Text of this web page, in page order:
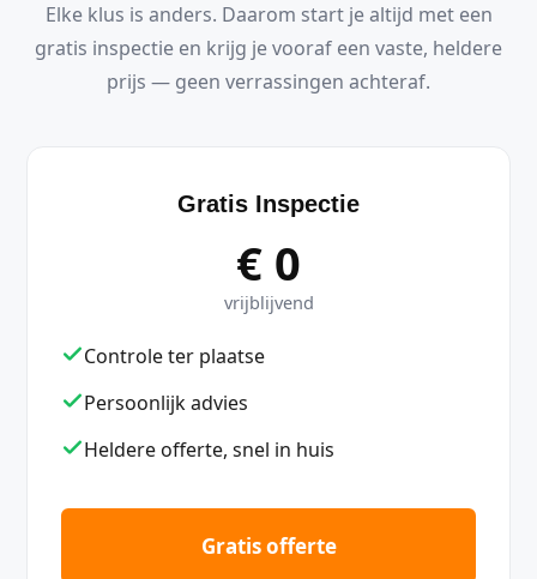
Elke klus is anders. Daarom start je altijd met een
gratis inspectie en krijg je vooraf een vaste, heldere
prijs — geen verrassingen achteraf.
Gratis Inspectie
€ 0
vrijblijvend
Controle ter plaatse
Persoonlijk advies
Heldere offerte, snel in huis
Gratis offerte